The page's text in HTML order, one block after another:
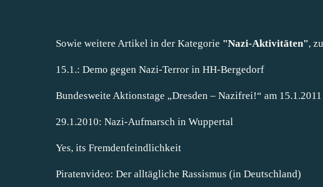
Sowie weitere Artikel in der Kategorie "Nazi-Aktivitäten",
15.1.: Demo gegen Nazi-Terror in HH-Bergedorf
Bundesweite Aktionstage „Dresden – Nazifrei!“ am 15.1.2011
29.1.2010: Nazi-Aufmarsch in Wuppertal
Yes, its Fremdenfeindlichkeit
Piratenvideo: Der alltägliche Rassismus (in Deutschland)